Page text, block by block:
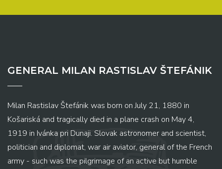
GENERAL MILAN RASTISLAV ŠTEFÁNIK
Milan Rastislav Štefánik was born on July 21, 1880 in
Košariská and tragically died in a plane crash on May 4,
1919 in Ivánka pri Dunaji. Slovak astronomer and scientist,
politician and diplomat, war air aviator, general of the French
army - such was the pilgrimage of an active but humble